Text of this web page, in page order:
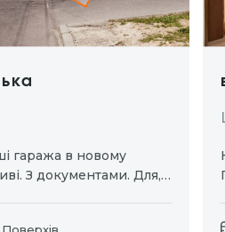
гаража в новому
З документами. Для,
Поверхів